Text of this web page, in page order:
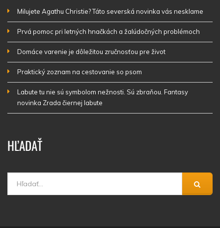
Milujete Agathu Christie? Táto severská novinka vás nesklame
Prvá pomoc pri letných hnačkách a žalúdočných problémoch
Domáce varenie je dôležitou zručnosťou pre život
Praktický zoznam na cestovanie so psom
Labute tu nie sú symbolom nežnosti. Sú zbraňou. Fantasy
novinka Zrada čiernej labute
HĽADAŤ